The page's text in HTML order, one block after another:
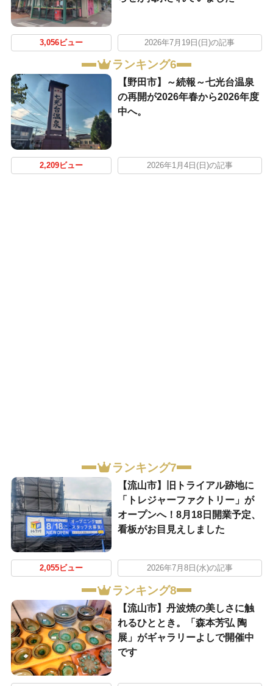
3,056ビュー 2026年7月19日(日)の記事
ランキング6
【野田市】～続報～七光台温泉
の再開が2026年春から2026年度
中へ。
2,209ビュー 2026年1月4日(日)の記事
ランキング7
【流山市】旧トライアル跡地に
「トレジャーファクトリー」が
オープンへ！8月18日開業予定、
看板がお目見えしました
2,055ビュー 2026年7月8日(水)の記事
ランキング8
【流山市】丹波焼の美しさに触
れるひととき。「森本芳弘 陶
展」がギャラリーよしで開催中
です